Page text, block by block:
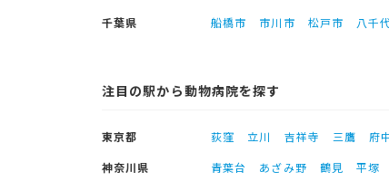
千葉県
船橋市 市川市 松戸市 八千
注目の駅から動物病院を探す
東京都 荻窪 立川 吉祥寺 三鷹 府
神奈川県
青葉台 あざみ野 鶴見 平塚